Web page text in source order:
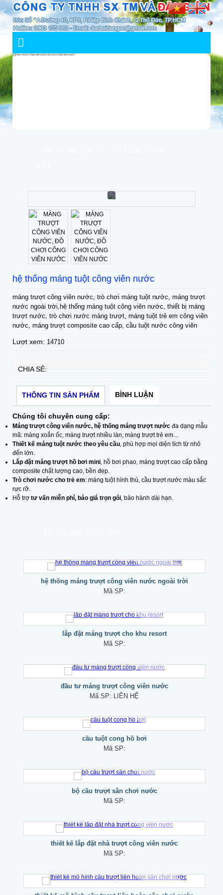
hệ thống máng tuột công viên nước
máng trượt công viên nước, trò chơi máng tuột nước, máng trượt
nước ngoài trời,hệ thống máng tuột công viên nước, thiết bị máng
trượt nước, trò chơi nước máng trượt, máng tuột trẻ em công viên
nước, máng trượt composite cao cấp, cầu tuột nước công viên
Lượt xem: 14710
CHIA SẺ:
THÔNG TIN SẢN PHẨM BÌNH LUẬN
Chúng tôi chuyên cung cấp:
Máng trượt công viên nước, hệ thống máng trượt nướcđa dạng mẫu
mã: máng xoắn ốc, máng trượt nhiều làn, máng trượt trẻ em...
Thiết kế máng tuột nước theo yêu cầu, phù hợp mọi diện tích từ nhỏ
đến lớn.
Lắp đặt máng trượt hồ bơi mini, hồ bơi phao, máng trượt cao cấp bằng
composite chất lượng cao, bền đẹp.
Trò chơi nước cho trẻ em: máng tuột hình thú, cầu trượt nước màu sắc
rực rỡ.
Hỗ trợ tư vấn miễn phí, báo giá trọn gói, bảo hành dài hạn.
hệ thống máng trượt công viên nước ngoài trời
Mã SP:
lắp đặt máng trượt cho khu resort
Mã SP:
đầu tư máng trượt công viên nước
Mã SP: LIÊN HỆ
cầu tuột cong hồ bơi
Mã SP:
bộ cầu trượt sân chơi nước
Mã SP:
thiết kế lắp đặt nhà trượt công viên nước
Mã SP: